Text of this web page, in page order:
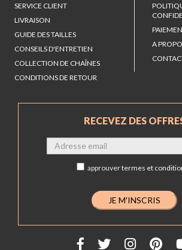
SERVICE CLIENT
LIVRAISON
GUIDE DES TAILLES
CONSEILS D'ENTRETIEN
COLLECTION DE CHAÎNES
CONDITIONS DE RETOUR
A
RECEVEZ DES
approuvertermes et